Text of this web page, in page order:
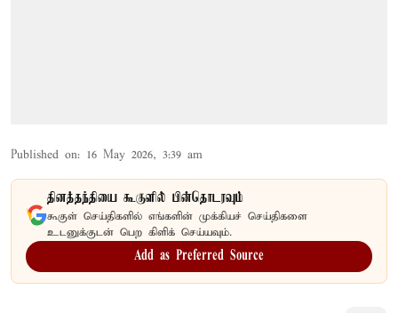
Published on: 16 May 2026, 3:39 am
தினத்தந்தியை கூகுளில் பின்தொடரவும்
கூகுள் செய்திகளில் எங்களின் முக்கியச் செய்திகளை
உடனுக்குடன் பெற கிளிக் செய்யவும்.
Add as Preferred Source